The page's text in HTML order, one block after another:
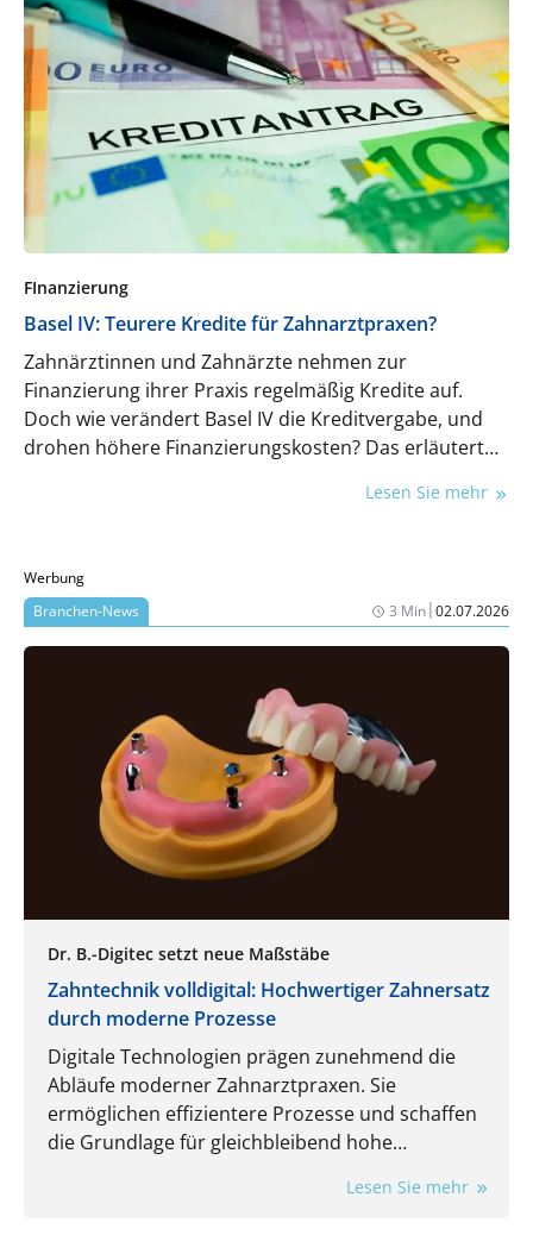
FInanzierung
Basel IV: Teurere Kredite für Zahnarztpraxen?
Zahnärztinnen und Zahnärzte nehmen zur
Finanzierung ihrer Praxis regelmäßig Kredite auf.
Doch wie verändert Basel IV die Kreditvergabe, und
drohen höhere Finanzierungskosten? Das erläutert
Steuerrecht sowie Fachanwalt für Bank- undLesen Sie mehr
Werbung
Branchen-News
3 Min|02.07.2026
Dr. B.-Digitec setzt neue Maßstäbe
Zahntechnik volldigital: Hochwertiger Zahnersatz
durch moderne Prozesse
Digitale Technologien prägen zunehmend die
Abläufe moderner Zahnarztpraxen. Sie
ermöglichen effizientere Prozesse und schaffen
die Grundlage für gleichbleibend hohe
Zahnersatzlösungen. Von der Datenerfassung
Lesen Sie mehr